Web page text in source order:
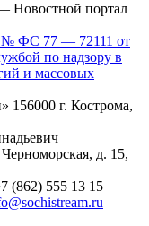
Новостной портал
№ ФС 77 — 72111 от
по надзору в
и массовых
г. Кострома,
д. 15,
(862) 555 13 15